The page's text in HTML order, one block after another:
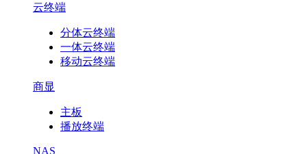
云终端
分体云终端
一体云终端
移动云终端
商显
主板
播放终端
NAS